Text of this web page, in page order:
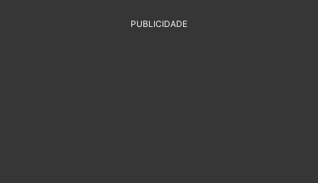
PUBLICIDADE